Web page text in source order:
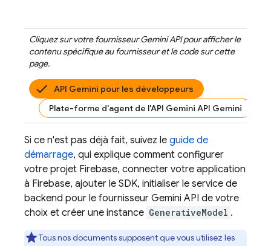
Cliquez sur votre fournisseurGemini APIpour afficher le
contenu spécifique au fournisseur et le code sur cette
page.
API Gemini pour les développeurs
Plate-forme d'agent de l'API Gemini API Gemini
Si ce n'est pas déjà fait, suivez le guide de
démarrage, qui explique comment configurer
votre projet Firebase, connecter votre application
à Firebase, ajouter le SDK, initialiser le service de
backend pour le fournisseur Gemini API de votre
choix et créer une instance GenerativeModel .
Tous nos documents supposent que vous utilisez les